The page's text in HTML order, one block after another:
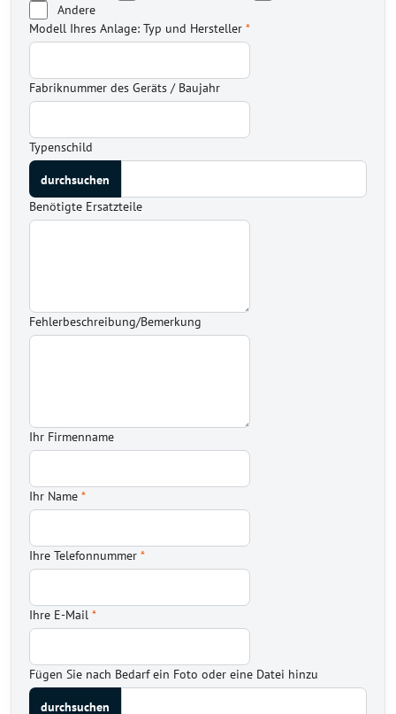
Andere
Modell Ihres Anlage: Typ und Hersteller *
Fabriknummer des Geräts / Baujahr
Typenschild
Benötigte Ersatzteile
Fehlerbeschreibung/Bemerkung
Ihr Firmenname
Ihr Name *
Ihre Telefonnummer *
Ihre E-Mail *
Fügen Sie nach Bedarf ein Foto oder eine Datei hinzu